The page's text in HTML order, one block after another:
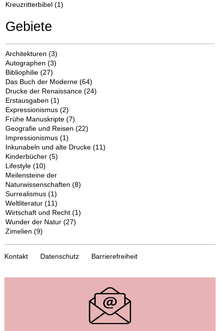
Kreuzritterbibel(1)
Gebiete
Architekturen (3)
Autographen (3)
Bibliophilie (27)
Das Buch der Moderne (64)
Drucke der Renaissance (24)
Erstausgaben (1)
Expressionismus (2)
Frühe Manuskripte (7)
Geografie und Reisen (22)
Impressionismus (1)
Inkunabeln und alte Drucke (11)
Kinderbücher (5)
Lifestyle (10)
Meilensteine der
Naturwissenschaften (8)
Surrealismus (1)
Weltliteratur (11)
Wirtschaft und Recht (1)
Wunder der Natur (27)
Zimelien (9)
Kontakt Datenschutz Barrierefreiheit